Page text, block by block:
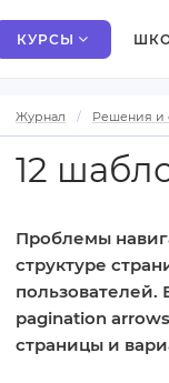
КУРСЫ
Журнал Решения и
12
Проблемы
структуре
pagination
страницы и